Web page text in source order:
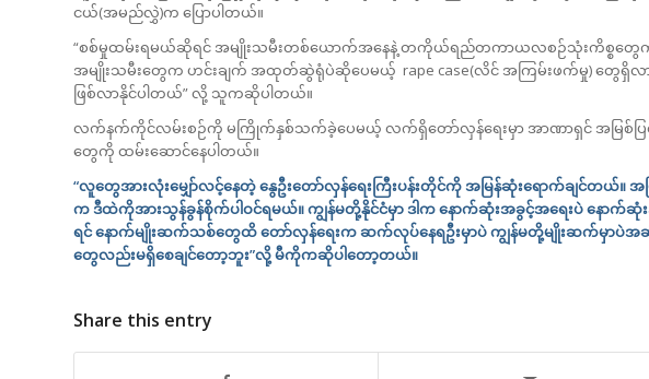
ငယ်(အမည်လွှဲ)က ပြောပါတယ်။
“စစ်မှုထမ်းရမယ်ဆိုရင် အမျိုးသမီးတစ်ယောက်အနေနဲ့ တကိုယ်ရည်တကာယလစဉ်သုံးကိစ္စတွေ
အမျိုးသမီးတွေက ဟင်းချက် အထုတ်ဆွဲရုံပဲဆိုပေမယ့် rape case(လိင် အကြမ်းဖက်မှု) တွေရှိ
ဖြစ်လာနိုင်ပါတယ်” လို့ သူကဆိုပါတယ်။
လက်နက်ကိုင်လမ်းစဉ်ကို မကြိုက်နှစ်သက်ခဲ့ပေမယ့် လက်ရှိတော်လှန်ရေးမှာ အာဏာရှင် အမြစ်
တွေကို ထမ်းဆောင်နေပါတယ်။
“လူတွေအားလုံးမျှော်လင့်နေတဲ့ နွေဦးတော်လှန်ရေးကြီးပန်းတိုင်ကို အမြန်ဆုံးရောက်ချင်တယ်
က ဒီထဲကိုအားသွန်ခွန်စိုက်ပါဝင်ရမယ်။ ကျွန်မတို့နိုင်ငံမှာ ဒါက နောက်ဆုံးအခွင့်အရေးပဲ နေ
ရင် နောက်မျိုးဆက်သစ်တွေထိ တော်လှန်ရေးက ဆက်လုပ်နေရဦးမှာပဲ ကျွန်မတို့မျိုးဆက်မှာပဲအ
တွေလည်းမရှိစေချင်တော့ဘူး”လို့ မီကိုကဆိုပါတော့တယ်။
Share this entry